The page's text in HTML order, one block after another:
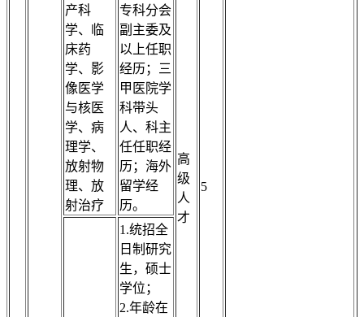
产科
学、临
床药
学、影
像医学
与核医
学、病
理学、
放射物
理、放
射治疗
专科分会
副主委及
以上任职
经历；三
甲医院学
科带头
人、科主
任任职经
历；海外
留学经
历。
高
级
人
才
5
1.统招全
日制研究
生，硕士
学位；
2.年龄在